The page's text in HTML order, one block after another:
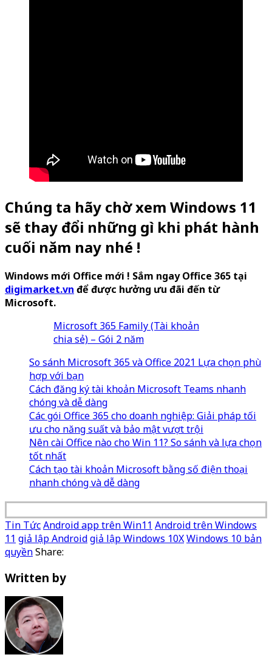
Chúng ta hãy chờ xem Windows 11
sẽ thay đổi những gì khi phát hành
cuối năm nay nhé !
Windows mới Office mới ! Sắm ngay Office 365 tại
digimarket.vn để được hưởng ưu đãi đến từ
Microsoft.
Microsoft 365 Family (Tài khoản
chia sẻ) – Gói 2 năm
So sánh Microsoft 365 và Office 2021 Lựa chọn phù
hợp với bạn
Cách đăng ký tài khoản Microsoft Teams nhanh
chóng và dễ dàng
Các gói Office 365 cho doanh nghiệp: Giải pháp tối
ưu cho năng suất và bảo mật vượt trội
Nên cài Office nào cho Win 11? So sánh và lựa chọn
tốt nhất
Cách tạo tài khoản Microsoft bằng số điện thoại
nhanh chóng và dễ dàng
Tin TứcAndroid app trên Win11 Android trên Windows
11 giả lập Androidgiả lập Windows 10XWindows 10 bản
quyềnShare:
Written by